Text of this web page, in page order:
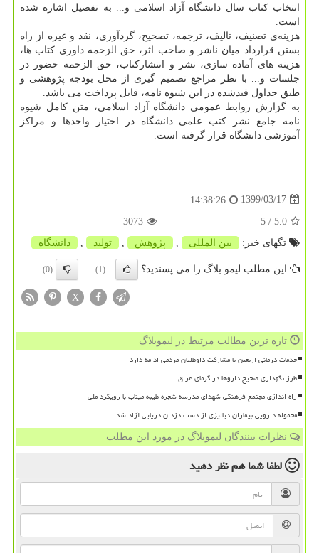
انتخاب کتاب سال دانشگاه آزاد اسلامی و... به تفصیل اشاره شده
است.
هزینه‌ی تصنیف، تالیف، ترجمه، تصحیح، گردآوری، نقد و غیره از راه
بستن قرارداد میان ناشر و صاحب اثر، حق الزحمه داوری کتاب ها،
هزینه های آماده سازی، نشر و انتشارکتاب، حق الزحمه حضور در
جلسات و... با نظر مراجع تصمیم گیری از محل بودجه پژوهشی و
طبق جداول قیدشده در این شیوه نامه، قابل پرداخت می باشد.
به گزارش روابط عمومی دانشگاه آزاد اسلامی، متن کامل شیوه
نامه جامع نشر کتب علمی دانشگاه در اختیار واحدها و مراکز
آموزشی دانشگاه قرار گرفته است.
1399/03/17
14:38:26
5.0
/ 5
3073
تگهای خبر:
بین المللی , پژوهش , تولید , دانشگاه
این مطلب لیمو بلاگ را می پسندید؟ (1)
(0)
X
تازه ترین مطالب مرتبط در لیموبلاگ
خدمات درمانی اربعین با مشارکت داوطلبان مردمی ادامه دارد
طرز نگهداری صحیح داروها در گرمای عراق
راه اندازی مجتمع فرهنگی شهدای مدرسه شجره طیبه میناب با رویکرد ملی
محموله دارویی بیماران دیالیزی از دست دزدان دریایی آزاد شد
نظرات بینندگان لیموبلاگ در مورد این مطلب
لطفا شما همنظر دهید